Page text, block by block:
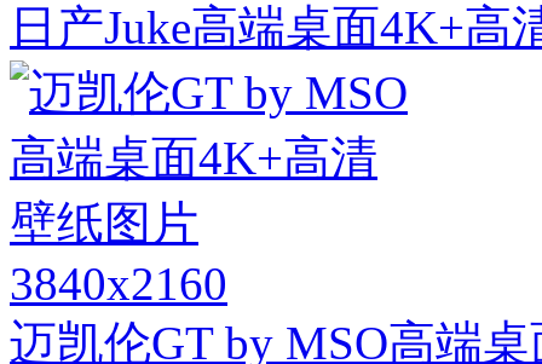
日产Juke高端桌面4K+高
3840x2160
迈凯伦GT by MSO高端